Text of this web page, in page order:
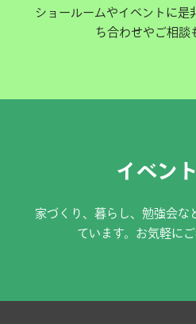
ショールームやイベントに是
ち合わせやご相談
イベン
家づくり、暮らし、勉強会な
ています。お気軽にご